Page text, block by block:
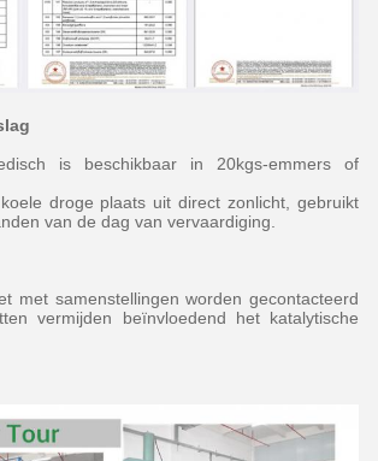
is beschikbaar in 20kgs-emmers of
droge plaats uit direct zonlicht, gebruikt
van de dag van vervaardiging.
met samenstellingen worden gecontacteerd
vermijden beïnvloedend het katalytische